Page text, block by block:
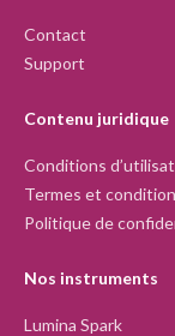
Contact
Support
Contenu juridique
Conditions
Termes et
Politique de
Nos instruments
Lumina Spark